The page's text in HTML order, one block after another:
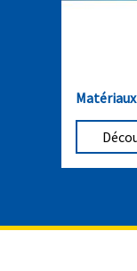
Matériaux